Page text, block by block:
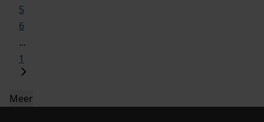
5
6
...
1
Meer